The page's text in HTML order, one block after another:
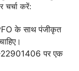
चर्चा करें:
के साथ पंजीकृत
22901406 पर एक